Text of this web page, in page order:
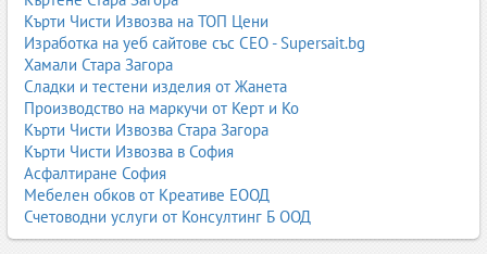
Кърти Чисти Извозва на ТОП Цени
Изработка на уеб сайтове със СЕО - Supersait.bg
Хамали Стара Загора
Сладки и тестени изделия от Жанета
Производство на маркучи от Керт и Ко
Кърти Чисти Извозва Стара Загора
Кърти Чисти Извозва в София
Асфалтиране София
Мебелен обков от Креативе ЕООД
Счетоводни услуги от Консултинг Б ООД